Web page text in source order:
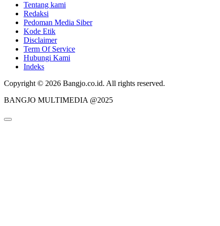
Tentang kami
Redaksi
Pedoman Media Siber
Kode Etik
Disclaimer
Term Of Service
Hubungi Kami
Indeks
Copyright © 2026 Bangjo.co.id. All rights reserved.
BANGJO MULTIMEDIA @2025